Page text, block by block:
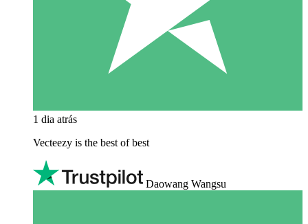
1 dia atrás
Vecteezy is the best of best
Daowang Wangsu